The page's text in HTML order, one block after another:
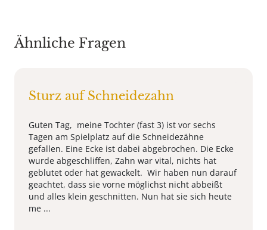
Ähnliche Fragen
Sturz auf Schneidezahn
Guten Tag, meine Tochter (fast 3) ist vor sechs
Tagen am Spielplatz auf die Schneidezähne
gefallen. Eine Ecke ist dabei abgebrochen. Die Ecke
wurde abgeschliffen, Zahn war vital, nichts hat
geblutet oder hat gewackelt. Wir haben nun darauf
geachtet, dass sie vorne möglichst nicht abbeißt
und alles klein geschnitten. Nun hat sie sich heute
me ...